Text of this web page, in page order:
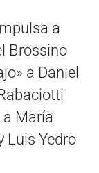
a
Brossino
a Daniel
a María
Luis Yedro